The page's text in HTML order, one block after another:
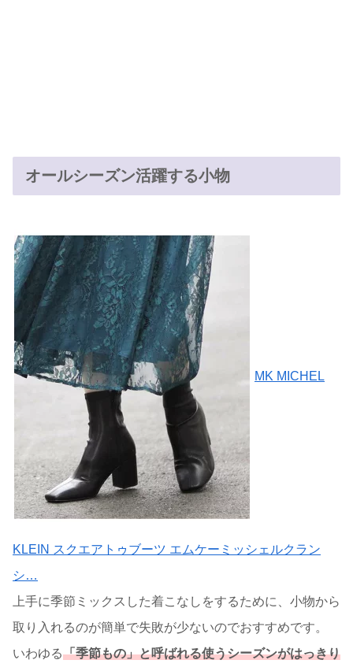
オールシーズン活躍する小物
MK MICHEL
KLEIN スクエアトゥブーツ エムケーミッシェルクラン
シ…
上手に季節ミックスした着こなしをするために、小物から
取り入れるのが簡単で失敗が少ないのでおすすめです。
いわゆる「季節もの」と呼ばれる使うシーズンがはっきり